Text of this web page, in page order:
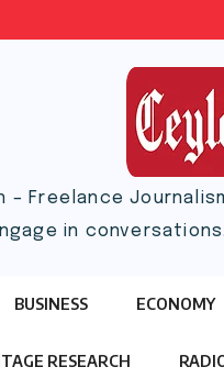
Freelance
in
BUSINESS ECONOMY
RESEARCH